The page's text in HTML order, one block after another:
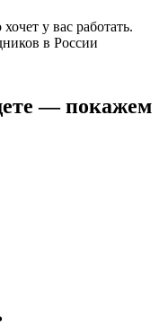
у вас работать.
в России
— покажем